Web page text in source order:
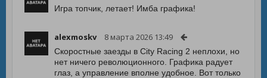
Игра топчик, летает! Имба графика!
alexmoskv 8 марта 2026 13:49
Скоростные заезды в City Racing 2 неплохи, но
нет ничего революционного. Графика радует
глаз, а управление вполне удобное. Вот только